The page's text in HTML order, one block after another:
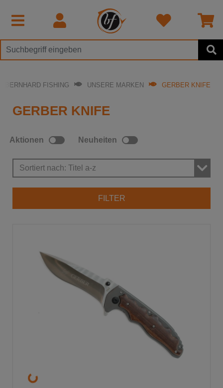
BERNHARD FISHING UNSERE MARKEN GERBER KNIFE
GERBER KNIFE
FILTER
Sortiert nach: Titel a-z
Aktionen Neuheiten